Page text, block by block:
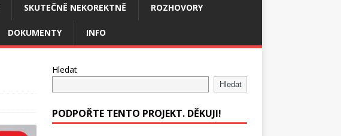
SKUTEČNĚ NEKOREKTNĚ ROZHOVORY
DOKUMENTY INFO
Hledat
Hledat
PODPOŘTE TENTO PROJEKT. DĚKUJI!